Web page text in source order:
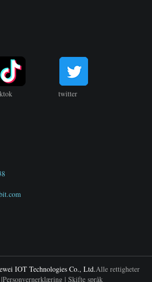
twitter
IOT Technologies Co., Ltd.Alle rettigheter
Personvernerklæring | Skifte språk